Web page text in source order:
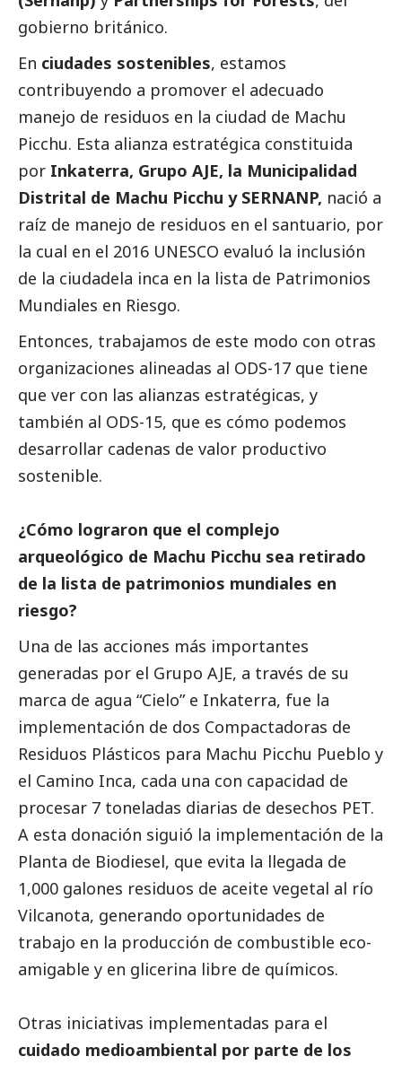
gobierno británico.
En ciudades sostenibles, estamos
contribuyendo a promover el adecuado
manejo de residuos en la ciudad de Machu
Picchu. Esta alianza estratégica constituida
por Inkaterra, Grupo AJE, la Municipalidad
Distrital de Machu Picchu y SERNANP, nació a
raíz de manejo de residuos en el santuario, por
la cual en el 2016 UNESCO evaluó la inclusión
de la ciudadela inca en la lista de Patrimonios
Mundiales en Riesgo.
Entonces, trabajamos de este modo con otras
organizaciones alineadas al ODS-17 que tiene
que ver con las alianzas estratégicas, y
también al ODS-15, que es cómo podemos
desarrollar cadenas de valor productivo
sostenible.
¿Cómo lograron que el complejo
arqueológico de Machu Picchu sea retirado
de la lista de patrimonios mundiales en
riesgo?
Una de las acciones más importantes
generadas por el Grupo AJE, a través de su
marca de agua “Cielo” e Inkaterra, fue la
implementación de dos Compactadoras de
Residuos Plásticos para Machu Picchu Pueblo y
el Camino Inca, cada una con capacidad de
procesar 7 toneladas diarias de desechos PET.
A esta donación siguió la implementación de la
Planta de Biodiesel, que evita la llegada de
1,000 galones residuos de aceite vegetal al río
Vilcanota, generando oportunidades de
trabajo en la producción de combustible eco-
amigable y en glicerina libre de químicos.
Otras iniciativas implementadas para el
cuidado medioambiental por parte de los